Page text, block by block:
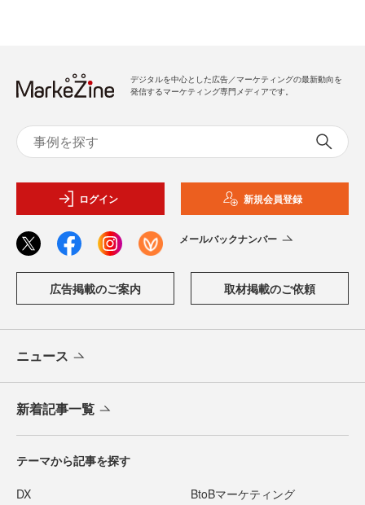
デジタルを中心とした広告／マーケティングの最新動向を
発信するマーケティング専門メディアです。
ログイン 新規会員登録
メールバックナンバー
広告掲載のご案内 取材掲載のご依頼
ニュース
新着記事一覧
テーマから記事を探す
DX BtoBマーケティング